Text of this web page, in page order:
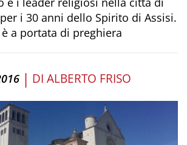
i 30 anni dello Spirito di Assisi.
a portata di preghiera
| DI ALBERTO FRISO